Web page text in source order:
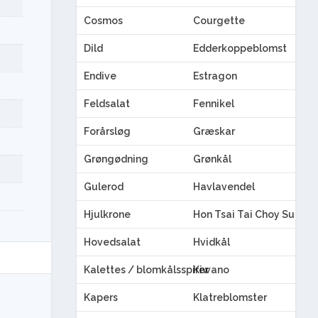
Cosmos Courgette
Dild Edderkoppeblomst
Endive Estragon
Feldsalat Fennikel
Forårsløg Græskar
Grøngødning Grønkål
Gulerod Havlavendel
Hjulkrone Hon Tsai Tai Choy Sum
Hovedsalat Hvidkål
Kalettes / blomkålsspirerKiwano
Kapers Klatreblomster